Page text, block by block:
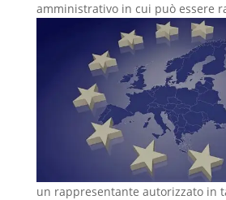
amministrativo in cui può essere
un rappresentante autorizzato in